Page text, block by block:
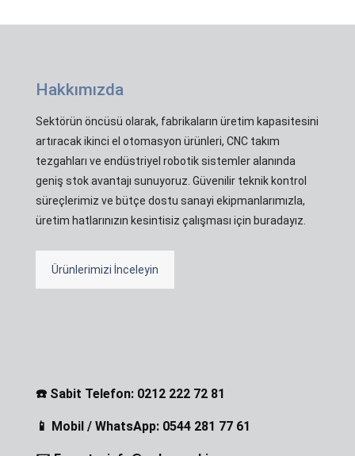
Hakkımızda
Sektörün öncüsü olarak, fabrikaların üretim kapasitesini
artıracak ikinci el otomasyon ürünleri, CNC takım
tezgahları ve endüstriyel robotik sistemler alanında
geniş stok avantajı sunuyoruz. Güvenilir teknik kontrol
süreçlerimiz ve bütçe dostu sanayi ekipmanlarımızla,
üretim hatlarınızın kesintisiz çalışması için buradayız.
Ürünlerimizi İnceleyin
☎️ Sabit Telefon: 0212 222 72 81
📱 Mobil / WhatsApp: 0544 281 77 61